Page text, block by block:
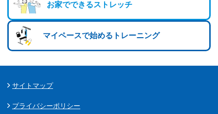
お家でできるストレッチ
マイペースで始めるトレーニング
サイトマップ
プライバシーポリシー